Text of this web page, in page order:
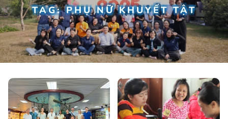
TAG: PHỤ NỮ KHUYẾT TẬT